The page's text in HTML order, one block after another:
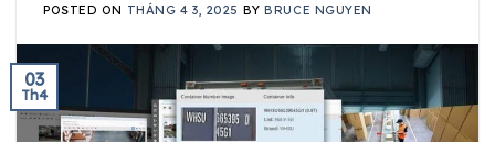
POSTED ON THÁNG 4 3, 2025 BYBRUCE NGUYEN
03
Th4